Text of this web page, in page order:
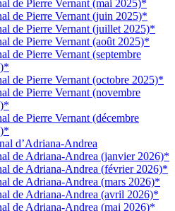
de Pierre Vernant (mai 2025)*
de Pierre Vernant (juin 2025)*
de Pierre Vernant (juillet 2025)*
de Pierre Vernant (août 2025)*
de Pierre Vernant (septembre
de Pierre Vernant (octobre 2025)*
de Pierre Vernant (novembre
de Pierre Vernant (décembre
d’Adriana-Andrea
de Adriana-Andrea (janvier 2026)*
de Adriana-Andrea (février 2026)*
de Adriana-Andrea (mars 2026)*
de Adriana-Andrea (avril 2026)*
de Adriana-Andrea (mai 2026)*